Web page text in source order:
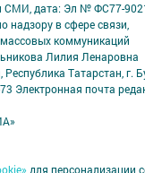
СМИ, дата: Эл № ФС77-
в сфере связи,
коммуникаций
Лилия Ленаровна
Татарстан, г.
Электронная почта
для персонализации